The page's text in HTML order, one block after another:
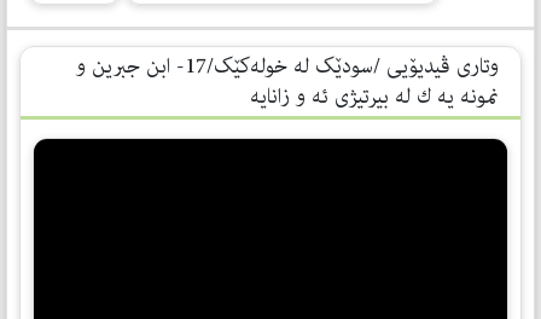
وتاری ڤیدیۆیی /سودێک لە خولەکێک/17- ابن جبرین و
نمونه یه ك له بیرتیژی ئه و زانایه